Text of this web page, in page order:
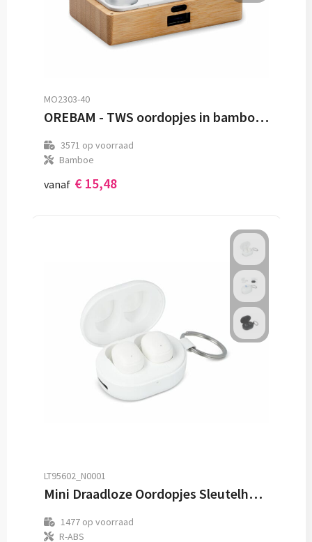
MO2303-40
OREBAM - TWS oordopjes in bamboe doosje
3571 op voorraad
Bamboe
vanaf € 15,48
LT95602_N0001
Mini Draadloze Oordopjes Sleutelhanger formaat
1477op voorraad
R-ABS